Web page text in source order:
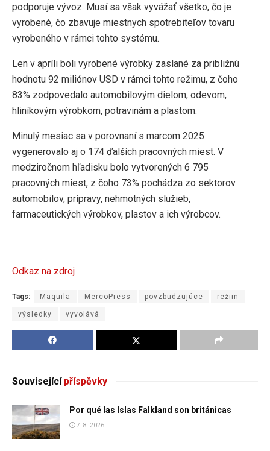
podporuje vývoz. Musí sa však vyvážať všetko, čo je
vyrobené, čo zbavuje miestnych spotrebiteľov tovaru
vyrobeného v rámci tohto systému.
Len v apríli boli vyrobené výrobky zaslané za približnú
hodnotu 92 miliónov USD v rámci tohto režimu, z čoho
83% zodpovedalo automobilovým dielom, odevom,
hliníkovým výrobkom, potravinám a plastom.
Minulý mesiac sa v porovnaní s marcom 2025
vygenerovalo aj o 174 ďalších pracovných miest. V
medziročnom hľadisku bolo vytvorených 6 795
pracovných miest, z čoho 73% pochádza zo sektorov
automobilov, prípravy, nehmotných služieb,
farmaceutických výrobkov, plastov a ich výrobcov.
Odkaz na zdroj
Tags: Maquila MercoPress povzbudzujúce režim
výsledky vyvolává
Souvisejícípříspěvky
Por qué las Islas Falkland son británicas
7. 8. 2026